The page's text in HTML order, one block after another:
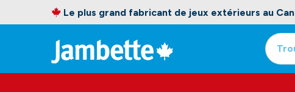
Le plus grand fabricant de jeux extérieurs au